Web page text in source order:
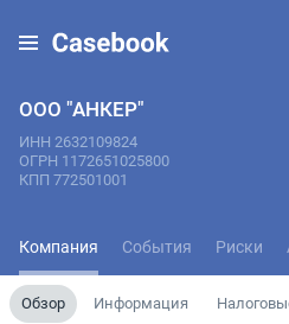
ООО "АНКЕР"
ИНН 2632109824
ОГРН 1172651025800
КПП 772501001
Компания События Риски
Обзор Информация